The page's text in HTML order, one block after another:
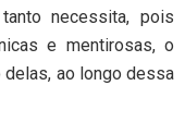
necessita, pois
e mentirosas, o
ao longo dessa